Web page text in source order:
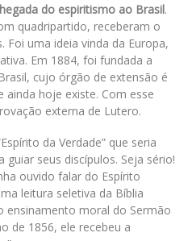
do espiritismo ao Brasil.
quadripartido, receberam o
Foi uma ideia vinda da Europa,
Em 1884, foi fundada a
cujo órgão de extensão é
ainda hoje existe. Com esse
externa de Lutero.
da Verdade” que seria
guiar seus discípulos. Seja sério!
ouvido falar do Espírito
leitura seletiva da Bíblia
ensinamento moral do Sermão
de 1856, ele recebeu a